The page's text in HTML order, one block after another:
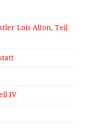
Lois Alton, Teil
IV